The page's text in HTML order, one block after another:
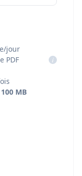
jour
PDF
i
100 MB